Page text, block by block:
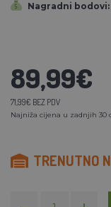
Nagradni bodovi:
89,99€
71,99€ BEZ PDV
Najniža cijena u zadnjih 30
TRENUTNO